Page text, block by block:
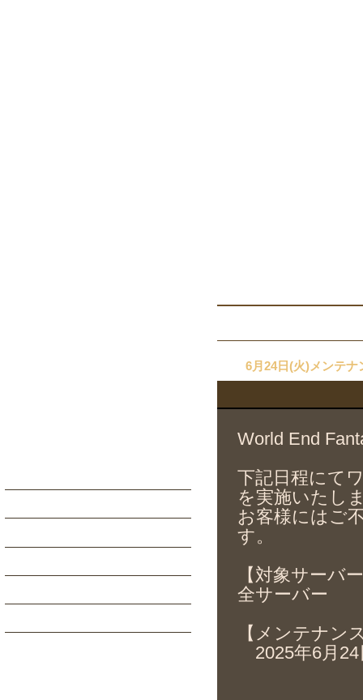
6月24日(火)メンテ
World End
下記日程にて
を実施いたし
お客様にはご
す。
【対象サーバ
全サーバー
【メンテナン
2025年6月24